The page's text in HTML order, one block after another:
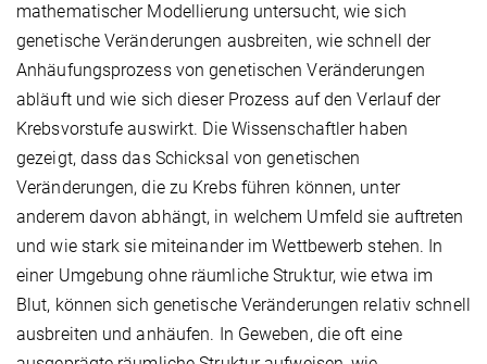
mathematischer Modellierung untersucht, wie sich
genetische Veränderungen ausbreiten, wie schnell der
Anhäufungsprozess von genetischen Veränderungen
abläuft und wie sich dieser Prozess auf den Verlauf der
Krebsvorstufe auswirkt. Die Wissenschaftler haben
gezeigt, dass das Schicksal von genetischen
Veränderungen, die zu Krebs führen können, unter
anderem davon abhängt, in welchem Umfeld sie auftreten
und wie stark sie miteinander im Wettbewerb stehen. In
einer Umgebung ohne räumliche Struktur, wie etwa im
Blut, können sich genetische Veränderungen relativ schnell
ausbreiten und anhäufen. In Geweben, die oft eine